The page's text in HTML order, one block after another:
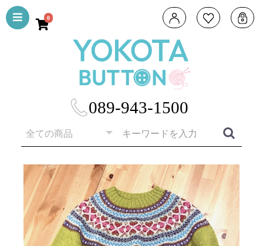
089-943-1500
0